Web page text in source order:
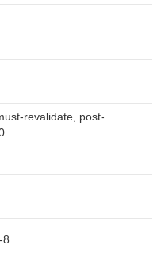
revalidate, post-
8